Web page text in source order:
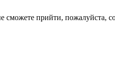
сможете прийти, пожалуйста,